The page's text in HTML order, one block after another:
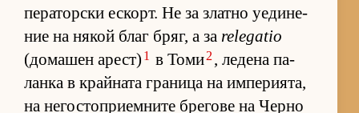
пе­ра­тор­ски ес­корт. Не за златно уе­ди­не­
ние на ня­кой благ бряг, а за relegatio
(до­ма­шен арест) 1 в Томи2 , ле­дена па­
ланка в край­ната гра­ница на им­пе­ри­я­та,
на не­гос­топ­ри­ем­ните бре­гове на Черно